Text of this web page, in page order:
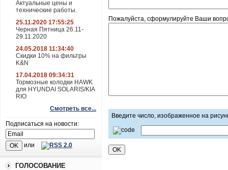
Актуальные цены и
технические работы.
25.11.2020 17:55:25
Черная Пятница 26.11-
29.11.2020
24.05.2018 11:34:40
Скидки 10% на фильтры
K&N
17.04.2018 09:34:31
Тормозные колодки HAWK
для HYUNDAI SOLARIS/KIA
RIO
Смотреть все...
Подписаться на новости:
или
ГОЛОСОВАНИЕ
Пожалуйста, сформулируйте Ваши
Введите число, изображенное на